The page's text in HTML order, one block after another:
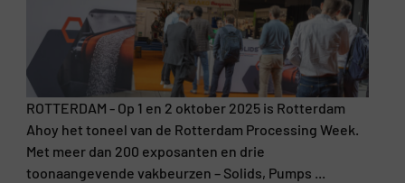
(Vereist)
ROTTERDAM - Op 1 en 2 oktober 2025 is Rotterdam
Ahoy het toneel van de Rotterdam Processing Week.
Met meer dan 200 exposanten en drie
toonaangevende vakbeurzen – Solids, Pumps ...